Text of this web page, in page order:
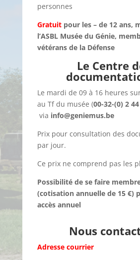
personnes
Gratuitpour les – de 12 ans,
l’ASBLMusée du Génie,
vétéransde la Défense
Le Centre
Le mardi de 09 à 16 heures
au Tf du musée (00-32-(0) 2
via info@geniemus.be
Prix pour consultation des
par jour.
Ce prix ne comprend pas les
Possibilité de se faire
(cotisation annuelle de 15 €)
accès annuel
Nous
Adresse courrier